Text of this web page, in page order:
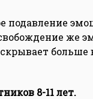
подавление
же
8-11 лет.